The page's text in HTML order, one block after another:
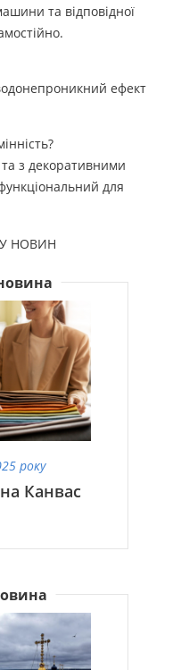
та відповідної
ефект
з декоративними
для
НОВИН
року
Канвас